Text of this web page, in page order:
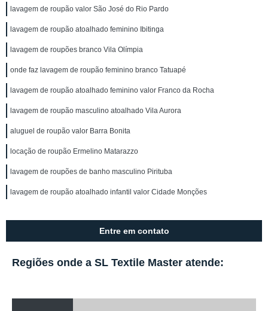
lavagem de roupão valor São José do Rio Pardo
lavagem de roupão atoalhado feminino Ibitinga
lavagem de roupões branco Vila Olímpia
onde faz lavagem de roupão feminino branco Tatuapé
lavagem de roupão atoalhado feminino valor Franco da Rocha
lavagem de roupão masculino atoalhado Vila Aurora
aluguel de roupão valor Barra Bonita
locação de roupão Ermelino Matarazzo
lavagem de roupões de banho masculino Pirituba
lavagem de roupão atoalhado infantil valor Cidade Monções
Entre em contato
Regiões onde a SL Textile Master atende: